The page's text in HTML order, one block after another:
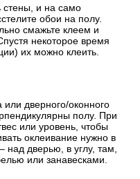
стены, и на само
обои на полу.
смажьте клеем и
некоторое время
их можно клеить.
или дверного/оконного
полу. При
или уровень, чтобы
оклеивание нужно в
над дверью, в углу, там,
или занавесками.